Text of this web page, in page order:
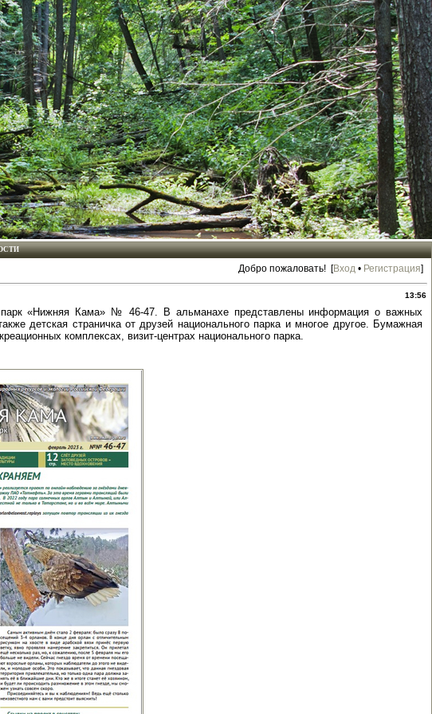
Добро пожаловать! [Вход • Регистрация]
13:56
парк «Нижняя Кама» № 46-47. В альманахе представлены информация о важных
детская страничка от друзей национального парка и многое другое. Бумажная
комплексах, визит-центрах национального парка.